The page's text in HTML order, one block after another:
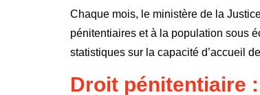
Chaque mois, le ministère de la
pénitentiaires et à la population sous
statistiques sur la capacité d’accueil
Droit pénitentiaire